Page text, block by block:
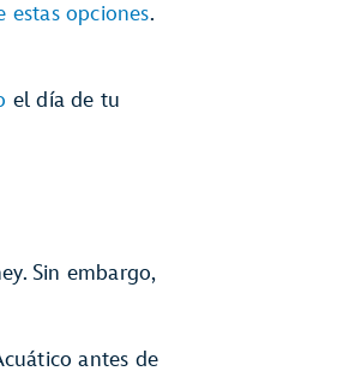
estas opciones.
el día de tu
Sin embargo,
antes de